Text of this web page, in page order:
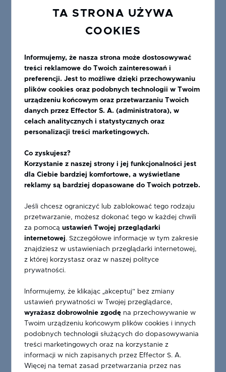
TA STRONA UŻYWA
COOKIES
Informujemy, że nasza strona może dostosowywać
treści reklamowe do Twoich zainteresowań i
preferencji. Jest to możliwe dzięki przechowywaniu
plików cookies oraz podobnych technologii w Twoim
urządzeniu końcowym oraz przetwarzaniu Twoich
danych przez Effector S. A. (administratora), w
celach analitycznych i statystycznych oraz
personalizacji treści marketingowych.
Co zyskujesz?
Korzystanie z naszej strony i jej funkcjonalności jest
dla Ciebie bardziej komfortowe, a wyświetlane
reklamy są bardziej dopasowane do Twoich potrzeb.
Jeśli chcesz ograniczyć lub zablokować tego rodzaju
przetwarzanie, możesz dokonać tego w każdej chwili
za pomocąustawień Twojej przeglądarki
internetowej. Szczegółowe informacje w tym zakresie
znajdziesz w ustawieniach przeglądarki internetowej,
z której korzystasz oraz w naszej polityce
prywatności.
Informujemy, że klikając „akceptuj” bez zmiany
ustawień prywatności w Twojej przeglądarce,
wyrażasz dobrowolnie zgodę na przechowywanie w
Twoim urządzeniu końcowym plików cookies i innych
podobnych technologii służących do dopasowywania
treści marketingowych oraz na korzystanie z
informacji w nich zapisanych przez Effector S. A.
Więcej na temat zasad przetwarzania przez nas
imitacji trawienia,
emalii, wykonywanie elementów nieprzeziernych w
Zakres
grubość
szkła
[mm]
wymiary
[mm]
Maksymalne
wymiary szkła
4 - 19
Szkło emaliowane metodąsitodruku:
Sitodruk to proces technologiczny polegający na
nanoszeniu farby na różnego rodzaju powierzchnie, za
pomocą sita, na którym odwzorowany jest drukowany
obraz.
sitem, które przygotowywane jest w zależności od
wielkości, kształtu i wzoru. Po jej naniesieniu szkło
poddawane jest suszeniu, a następnie procesowi
hartowania. Szkło z sitodrukiem często spotykamy we
współczesnej architekturze, ma ono nie tylko walory
dekoracyjne, ale jest również bezpieczne i odporne na